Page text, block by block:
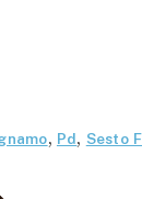
, Pd, Sesto